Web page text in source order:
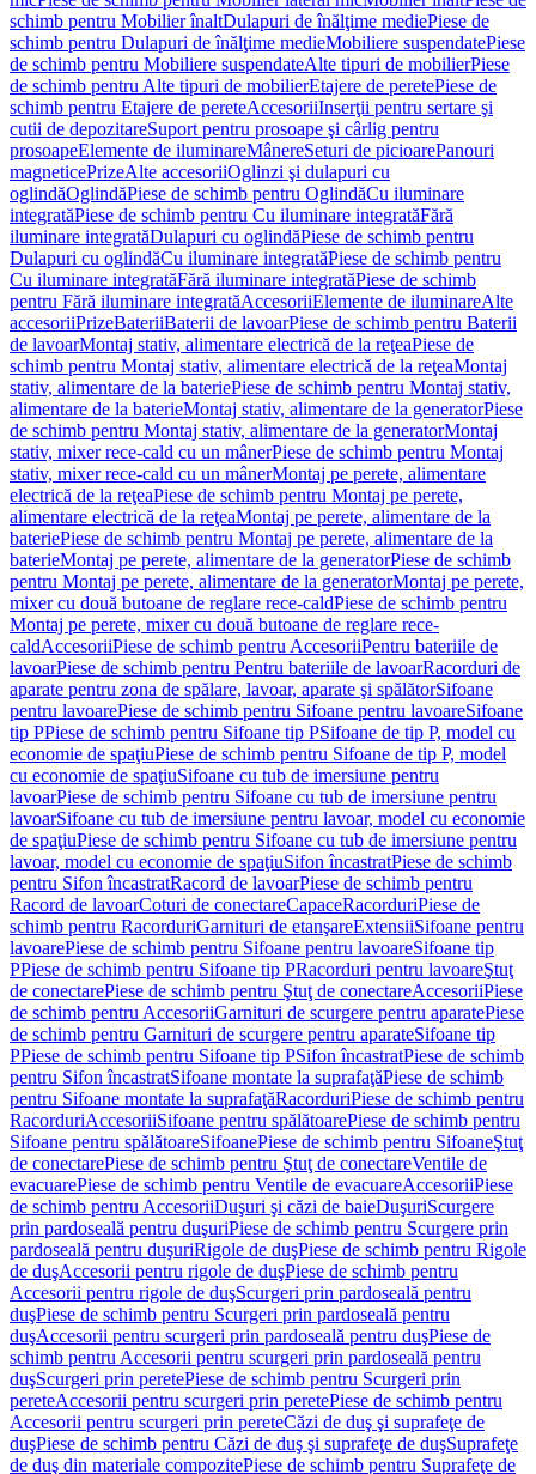
schimb pentru Mobilier înaltDulapuri de înălţime mediePiese de
schimb pentru Dulapuri de înălţime medieMobiliere suspendatePiese
de schimb pentru Mobiliere suspendateAlte tipuri de mobilierPiese
de schimb pentru Alte tipuri de mobilierEtajere de peretePiese de
schimb pentru Etajere de pereteAccesoriiInserţii pentru sertare şi
cutii de depozitareSuport pentru prosoape şi cârlig pentru
prosoapeElemente de iluminareMânereSeturi de picioarePanouri
magneticePrizeAlte accesoriiOglinzi şi dulapuri cu
oglindăOglindăPiese de schimb pentru OglindăCu iluminare
integratăPiese de schimb pentru Cu iluminare integratăFără
iluminare integratăDulapuri cu oglindăPiese de schimb pentru
Dulapuri cu oglindăCu iluminare integratăPiese de schimb pentru
Cu iluminare integratăFără iluminare integratăPiese de schimb
pentru Fără iluminare integratăAccesoriiElemente de iluminareAlte
accesoriiPrizeBateriiBaterii de lavoarPiese de schimb pentru Baterii
de lavoarMontaj stativ, alimentare electrică de la reţeaPiese de
schimb pentru Montaj stativ, alimentare electrică de la reţeaMontaj
stativ, alimentare de la bateriePiese de schimb pentru Montaj stativ,
alimentare de la baterieMontaj stativ, alimentare de la generatorPiese
de schimb pentru Montaj stativ, alimentare de la generatorMontaj
stativ, mixer rece-cald cu un mânerPiese de schimb pentru Montaj
stativ, mixer rece-cald cu un mânerMontaj pe perete, alimentare
electrică de la reţeaPiese de schimb pentru Montaj pe perete,
alimentare electrică de la reţeaMontaj pe perete, alimentare de la
bateriePiese de schimb pentru Montaj pe perete, alimentare de la
baterieMontaj pe perete, alimentare de la generatorPiese de schimb
pentru Montaj pe perete, alimentare de la generatorMontaj pe perete,
mixer cu două butoane de reglare rece-caldPiese de schimb pentru
Montaj pe perete, mixer cu două butoane de reglare rece-
caldAccesoriiPiese de schimb pentru AccesoriiPentru bateriile de
lavoarPiese de schimb pentru Pentru bateriile de lavoarRacorduri de
aparate pentru zona de spălare, lavoar, aparate şi spălătorSifoane
pentru lavoarePiese de schimb pentru Sifoane pentru lavoareSifoane
tip PPiese de schimb pentru Sifoane tip PSifoane de tip P, model cu
economie de spaţiuPiese de schimb pentru Sifoane de tip P, model
cu economie de spaţiuSifoane cu tub de imersiune pentru
lavoarPiese de schimb pentru Sifoane cu tub de imersiune pentru
lavoarSifoane cu tub de imersiune pentru lavoar, model cu economie
de spaţiuPiese de schimb pentru Sifoane cu tub de imersiune pentru
lavoar, model cu economie de spaţiuSifon încastratPiese de schimb
pentru Sifon încastratRacord de lavoarPiese de schimb pentru
Racord de lavoarCoturi de conectareCapaceRacorduriPiese de
schimb pentru RacorduriGarnituri de etanşareExtensiiSifoane pentru
lavoarePiese de schimb pentru Sifoane pentru lavoareSifoane tip
PPiese de schimb pentru Sifoane tip PRacorduri pentru lavoareŞtuţ
de conectarePiese de schimb pentru Ştuţ de conectareAccesoriiPiese
de schimb pentru AccesoriiGarnituri de scurgere pentru aparatePiese
de schimb pentru Garnituri de scurgere pentru aparateSifoane tip
PPiese de schimb pentru Sifoane tip PSifon încastratPiese de schimb
pentru Sifon încastratSifoane montate la suprafaţăPiese de schimb
pentru Sifoane montate la suprafaţăRacorduriPiese de schimb pentru
RacorduriAccesoriiSifoane pentru spălătoarePiese de schimb pentru
Sifoane pentru spălătoareSifoanePiese de schimb pentru SifoaneŞtuţ
de conectarePiese de schimb pentru Ştuţ de conectareVentile de
evacuarePiese de schimb pentru Ventile de evacuareAccesoriiPiese
de schimb pentru AccesoriiDuşuri şi căzi de baieDuşuriScurgere
prin pardoseală pentru duşuriPiese de schimb pentru Scurgere prin
pardoseală pentru duşuriRigole de duşPiese de schimb pentru Rigole
de duşAccesorii pentru rigole de duşPiese de schimb pentru
Accesorii pentru rigole de duşScurgeri prin pardoseală pentru
duşPiese de schimb pentru Scurgeri prin pardoseală pentru
duşAccesorii pentru scurgeri prin pardoseală pentru duşPiese de
schimb pentru Accesorii pentru scurgeri prin pardoseală pentru
duşScurgeri prin peretePiese de schimb pentru Scurgeri prin
pereteAccesorii pentru scurgeri prin peretePiese de schimb pentru
Accesorii pentru scurgeri prin pereteCăzi de duş şi suprafeţe de
duşPiese de schimb pentru Căzi de duş şi suprafeţe de duşSuprafeţe
de duş din materiale compozitePiese de schimb pentru Suprafeţe de